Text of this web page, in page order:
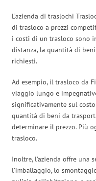
L’azienda di traslochi
di trasloco a prezzi
i costi di un trasloco sono
distanza, la quantità di
richiesti.
Ad esempio, il trasloco da
viaggio lungo e
significativamente sul
quantità di beni da
determinare il prezzo. Più
trasloco.
Inoltre, l’azienda offre una
l’imballaggio, lo